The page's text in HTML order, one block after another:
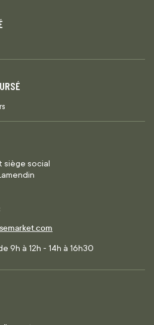
siège social
9h à 12h - 14h à 16h30